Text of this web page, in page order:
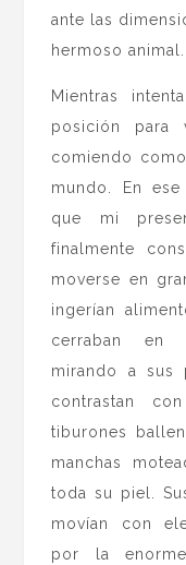
ante las
hermoso animal.
Mientras
posición para
comiendo
mundo. En
que mi
finalmente
moverse en
ingerían
cerraban en
mirando a sus
contrastan
tiburones
manchas
toda su piel.
movían con
por la